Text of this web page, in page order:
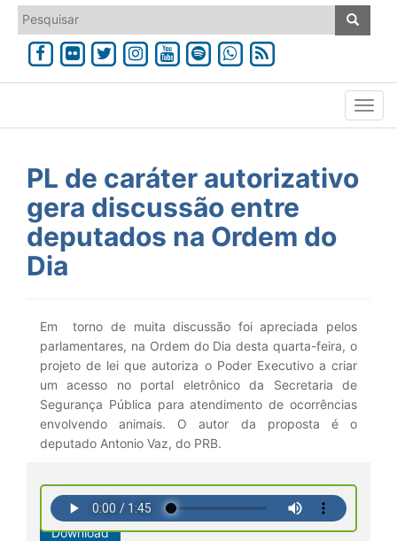
PL de caráter autorizativo
gera discussão entre
deputados na Ordem do
Dia
Em torno de muita discussão foi apreciada pelos
parlamentares, na Ordem do Dia desta quarta-feira, o
projeto de lei que autoriza o Poder Executivo a criar
um acesso no portal eletrônico da Secretaria de
Segurança Pública para atendimento de ocorrências
envolvendo animais. O autor da proposta é o
deputado Antonio Vaz, do PRB.
Download